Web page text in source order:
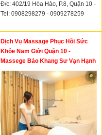
Đ/c: 402/19 Hòa Hảo, P.8, Quận 10 -
Tel: 0908298279 - 0909278259
Dịch Vụ Massage Phục Hồi Sức
Khỏe Nam Giới Quận 10 -
Massege Bảo Khang Sư Vạn Hạnh
Quận 10